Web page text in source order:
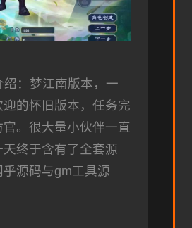
绍：梦江南版本，一
迎的怀旧版本，任务完
官。很大量小伙伴一直
天终于含有了全套源
源码与gm工具源